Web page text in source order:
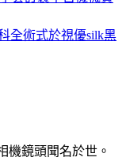
全術式於視優silk黑
機鏡頭聞名於世。